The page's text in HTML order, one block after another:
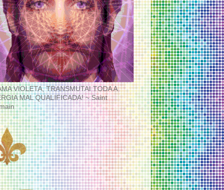
VIOLETA, TRANSMUTAI TODA A
MAL QUALIFICADA! ~ Saint